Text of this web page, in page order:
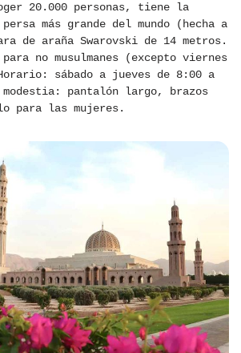
20.000 personas, tiene la
más grande del mundo (hecha a
de araña Swarovski de 14 metros.
para no musulmanes (excepto viernes
sábado a jueves de 8:00 a
pantalón largo, brazos
para las mujeres.